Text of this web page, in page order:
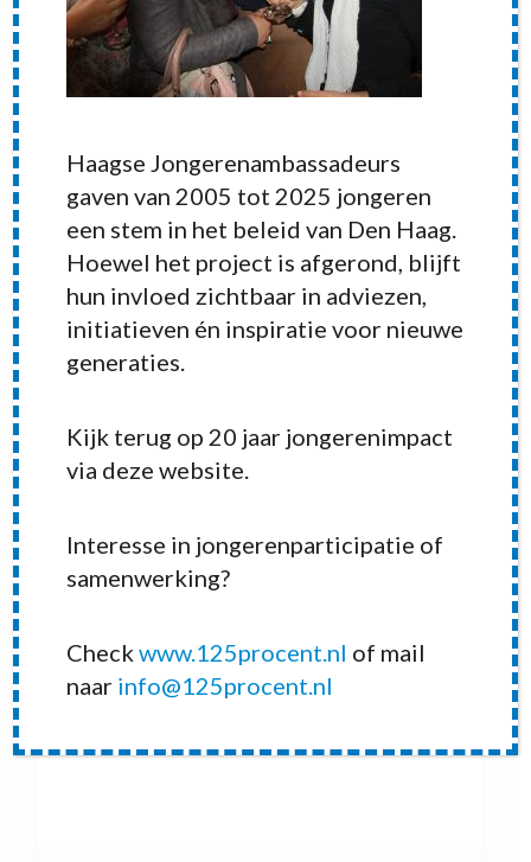
RECENT POSTS
Haagse Jongerenambassadeurs
gaven van 2005 tot 2025 jongeren
een stem in het beleid van Den Haag.
Hoewel het project is afgerond, blijft
hun invloed zichtbaar in adviezen,
initiatieven én inspiratie voor nieuwe
generaties.
Kijk terug op 20 jaar jongerenimpact
via deze website.
Interesse in jongerenparticipatie of
samenwerking?
Checkwww.125procent.nl of mail
naar info@125procent.nl